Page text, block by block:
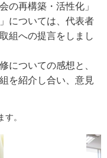
の再構築・活性化」
については、代表者
組への提言をしまし
についての感想と、
を紹介し合い、意見
。